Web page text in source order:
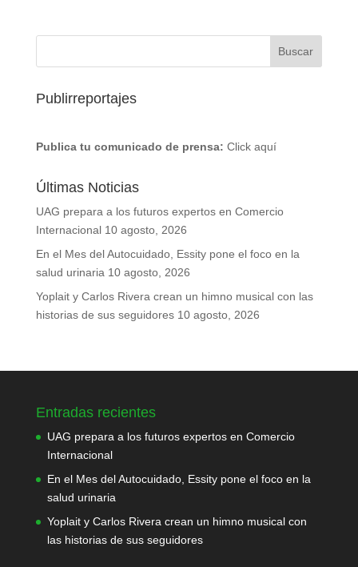
Publirreportajes
Publica tu comunicado de prensa: Click aquí
Últimas Noticias
UAG prepara a los futuros expertos en Comercio
Internacional 10 agosto, 2026
En el Mes del Autocuidado, Essity pone el foco en la
salud urinaria 10 agosto, 2026
Yoplait y Carlos Rivera crean un himno musical con las
historias de sus seguidores 10 agosto, 2026
Entradas recientes
UAG prepara a los futuros expertos en Comercio
Internacional
En el Mes del Autocuidado, Essity pone el foco en la
salud urinaria
Yoplait y Carlos Rivera crean un himno musical con
las historias de sus seguidores